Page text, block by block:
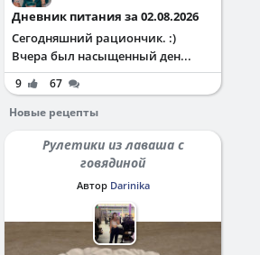
Дневник питания за 02.08.2026
Сегодняшний рациончик. :)
Вчера был насыщенный ден...
9
67
Новые рецепты
Рулетики из лаваша с
говядиной
Автор Darinika